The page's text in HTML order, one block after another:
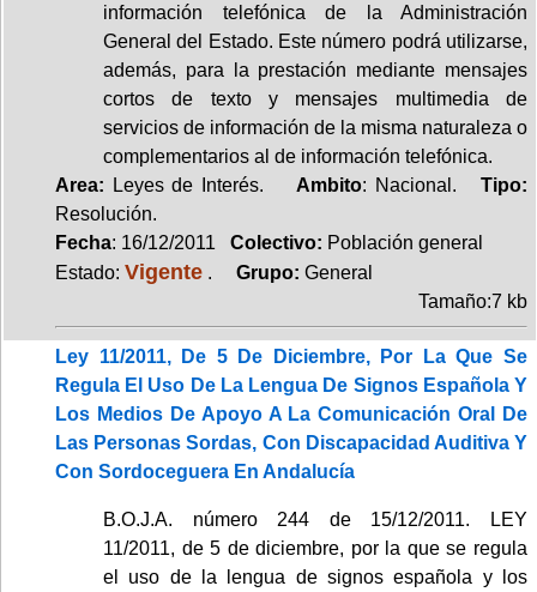
información telefónica de la Administración
General del Estado. Este número podrá utilizarse,
además, para la prestación mediante mensajes
cortos de texto y mensajes multimedia de
servicios de información de la misma naturaleza o
complementarios al de información telefónica.
Area: Leyes de Interés. Ambito: Nacional.Tipo:
Resolución.
Fecha: 16/12/2011 Colectivo: Población general
Estado: Vigente . Grupo: General
Tamaño:7 kb
Ley 11/2011, De 5 De Diciembre, Por La Que Se
Regula El Uso De La Lengua De Signos Española Y
Los Medios De Apoyo A La Comunicación Oral De
Las Personas Sordas, Con Discapacidad Auditiva Y
Con Sordoceguera En Andalucía
B.O.J.A. número 244 de 15/12/2011. LEY
11/2011, de 5 de diciembre, por la que se regula
el uso de la lengua de signos española y los